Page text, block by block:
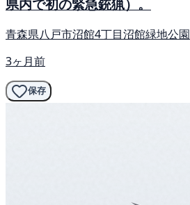
県内で初の緊急銃猟）。
青森県八戸市沼館4丁目沼館緑地公園
3ヶ月前
保存